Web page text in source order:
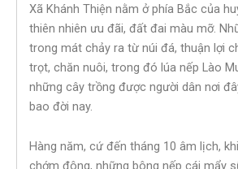
Xã Khánh Thiện nằm ở phía Bắc của
thiên nhiên ưu đãi, đất đai màu mỡ.
trong mát chảy ra từ núi đá, thuận lợi
trọt, chăn nuôi, trong đó lúa nếp Lào
những cây trồng được người dân nơi
bao đời nay.
Hàng năm, cứ đến tháng 10 âm lịch,
chớm đông, những bông nếp cái mẩy